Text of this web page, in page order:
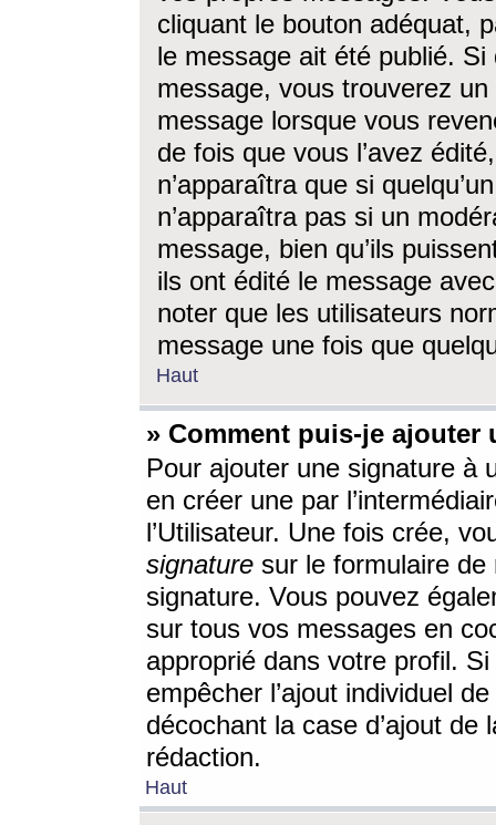
cliquant le bouton adéquat,
le message ait été publié. Si
message, vous trouverez
message lorsque vous
de fois que vous l’avez
n’apparaîtra que si
n’apparaîtra pas si un
message, bien qu’ils
ils ont édité le message
noter que les utilisateurs
message une fois que
Haut
» Comment puis-je ajouter
Pour ajouter une signature à
en créer une par
l’Utilisateur. Une fois crée,
signature sur le formulaire de
signature. Vous pouvez
sur tous vos messages en
approprié dans votre profil.
empêcher l’ajout individuel
décochant la case d’ajout
rédaction.
Haut